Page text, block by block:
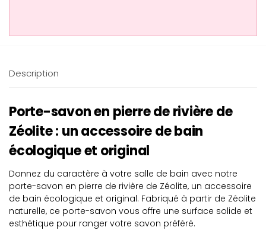
Description
Porte-savon en pierre de rivière de
Zéolite : un accessoire de bain
écologique et original
Donnez du caractère à votre salle de bain avec notre
porte-savon en pierre de rivière de Zéolite, un accessoire
de bain écologique et original. Fabriqué à partir de Zéolite
naturelle, ce porte-savon vous offre une surface solide et
esthétique pour ranger votre savon préféré.